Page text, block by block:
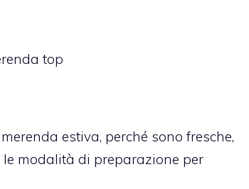
top
estiva, perché sono fresche,
modalità di preparazione per